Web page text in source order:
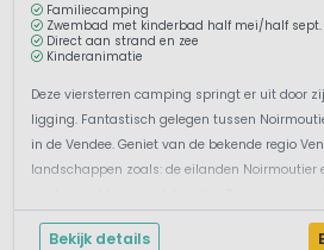
Familiecamping
Zwembad met kinderbad half mei/half sept.
Direct aan strand en zee
Kinderanimatie
Deze viersterren camping springt er uit door
ligging. Fantastisch gelegen tussen
in de Vendee. Geniet van de bekende regio
landschappen zoals: de eilanden Noirmoutier
Bekijk details